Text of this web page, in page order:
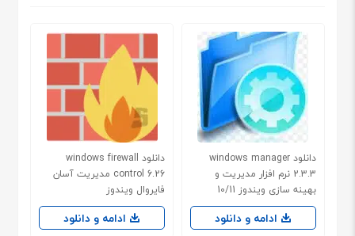
دانلود windows manager
2.3.3 نرم افزار مدیریت و
بهینه سازی ویندوز 10/11
ادامه و دانلود
دانلود windows firewall
control 6.26 مدیریت آسان
فایروال ویندوز
ادامه و دانلود